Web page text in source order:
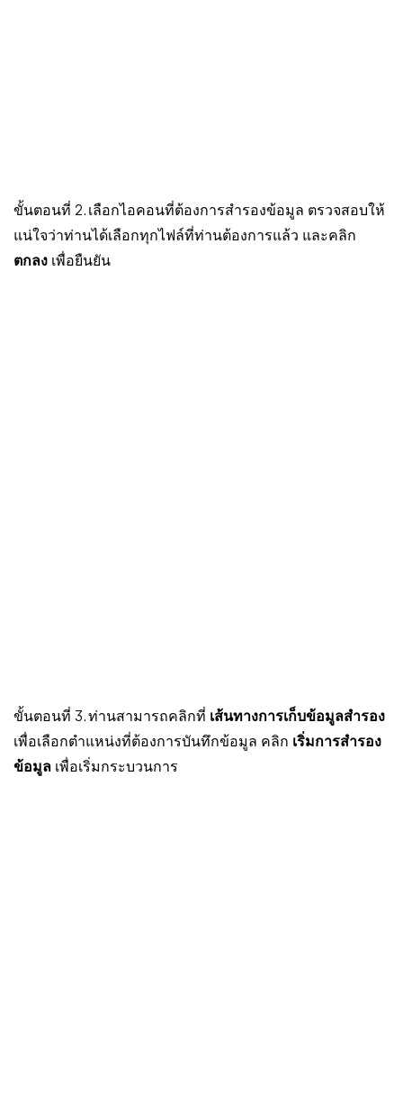
ขั้นตอนที่ 2. เลือกไอคอนที่ต้องการสำรองข้อมูล ตรวจสอบให้
แน่ใจว่าท่านได้เลือกทุกไฟล์ที่ท่านต้องการแล้ว และคลิก
ตกลง เพื่อยืนยัน
ขั้นตอนที่ 3. ท่านสามารถคลิกที่ เส้นทางการเก็บข้อมูลสำรอง
เพื่อเลือกตำแหน่งที่ต้องการบันทึกข้อมูล คลิก เริ่มการสำรอง
ข้อมูล เพื่อเริ่มกระบวนการ